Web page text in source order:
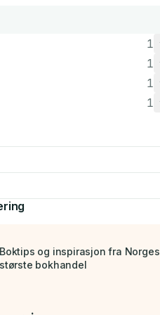
1
1
1
1
Boktips og inspirasjon fra Norges
største bokhandel